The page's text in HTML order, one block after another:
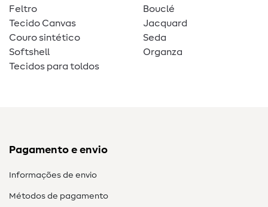
Feltro
Tecido Canvas
Couro sintético
Softshell
Tecidos para toldos
Bouclé
Jacquard
Seda
Organza
Pagamento e envio
Informações de envio
Métodos de pagamento